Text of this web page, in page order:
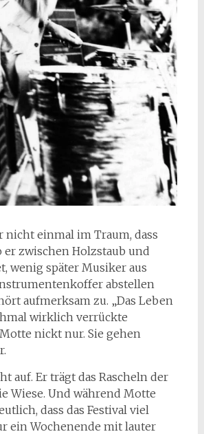
nicht einmal im Traum, dass
er zwischen Holzstaub und
wenig später Musiker aus
abstellen
aufmerksam zu. „Das Leben
wirklich verrückte
nickt nur. Sie gehen
auf. Er trägt das Rascheln der
Wiese. Und während Motte
dass das Festival viel
ein Wochenende mit lauter